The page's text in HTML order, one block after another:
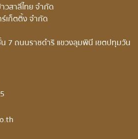
สาลีไทย จำกัด
เก็ตติ้ง จำกัด
น 7 ถนนราชดำริ แขวงลุมพินี เขตปทุมวัน